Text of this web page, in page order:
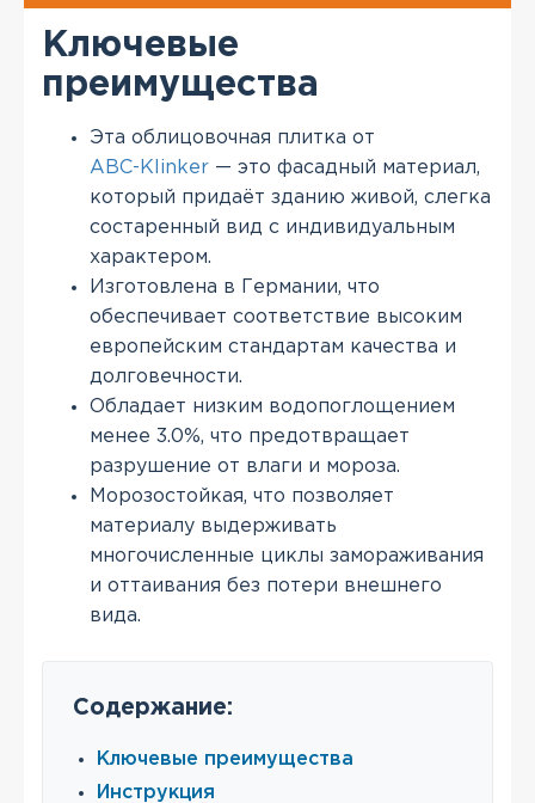
Ключевые
преимущества
Эта облицовочная плитка от
ABC-Klinker — это фасадный материал,
который придаёт зданию живой, слегка
состаренный вид с индивидуальным
характером.
Изготовлена в Германии, что
обеспечивает соответствие высоким
европейским стандартам качества и
долговечности.
Обладает низким водопоглощением
менее 3.0%, что предотвращает
разрушение от влаги и мороза.
Морозостойкая, что позволяет
материалу выдерживать
многочисленные циклы замораживания
и оттаивания без потери внешнего
вида.
Содержание:
Ключевые преимущества
Инструкция